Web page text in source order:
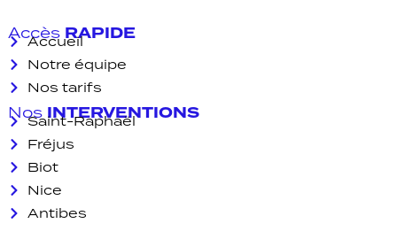
Accès RAPIDE
Accueil
Notre équipe
Nos tarifs
Nos INTERVENTIONS
Saint-Raphaël
Fréjus
Biot
Nice
Antibes